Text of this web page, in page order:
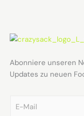
Abonniere unseren
Updates zu neuen
m